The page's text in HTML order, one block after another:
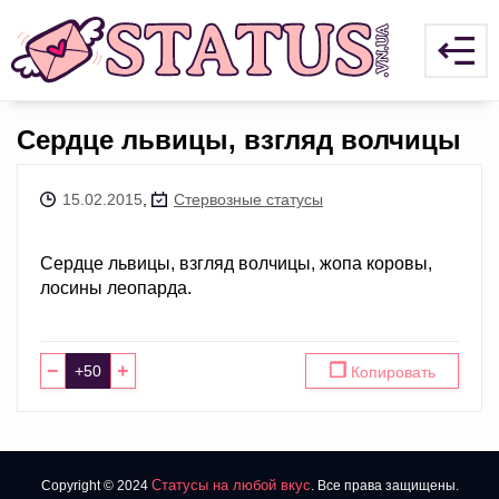
Сердце львицы, взгляд волчицы
15.02.2015 Стервозные статусы
Сердце львицы, взгляд волчицы, жопа коровы,
лосины леопарда.
− + ❐ Копировать
Copyright © 2024 Статусы на любой вкус. Все права защищены.